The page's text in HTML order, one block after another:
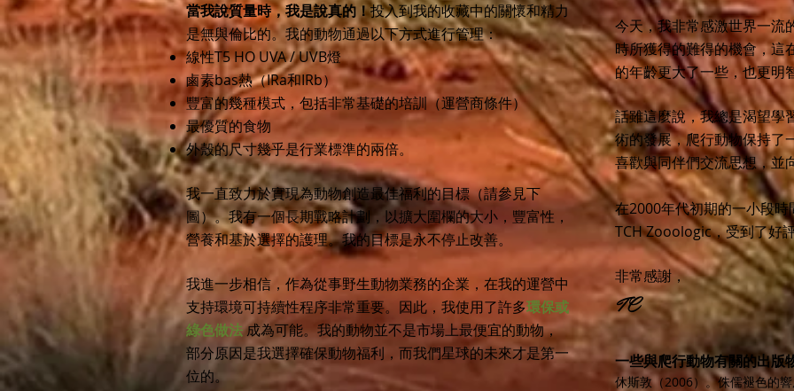
當我說質量時，我是說真的！投入到我的收藏中的關懷和精力
是無與倫比的。我的動物通過以下方式進行管理：
線性T5 HO UVA / UVB燈
鹵素bas熱（IRa和IRb）
豐富的幾種模式，包括非常基礎的培訓（運營商條件）
最優質的食物
外殼的尺寸幾乎是行業標準的兩倍。
我一直致力於實現為動物創造最佳福利的目標（請參見下
圖）。我有一個長期戰略計劃，以擴大圍欄的大小，豐富性，
營養和基於選擇的護理。我的目標是永不停止改善。
我進一步相信，作為從事野生動物業務的企業，在我的運營中
支持環境可持續性程序非常重要。因此，我使用了許多環保或
綠色做法成為可能。我的動物並不是市場上最便宜的動物，
部分原因是我選擇確保動物福利，而我們星球的未來才是第一
位的。
今天，我非常感激世界一流
時所獲得的難得的機會，這
的年齡更大了一些，也更明
話雖這麼說，我總是渴望學
術的發展，爬行動物保持了
喜歡與同伴們交流思想，並
在2000年代初期的一小段
TCH Zooologic，受到了好
非常感謝，
TC
一些與爬行動物有關的出版
休斯敦（2006）。侏儒褪色的